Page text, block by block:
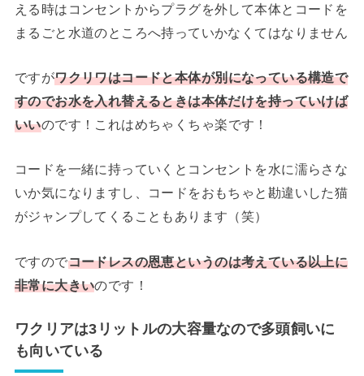
える時はコンセントからプラグを外して本体とコードを
まるごと水道のところへ持っていかなくてはなりません
ですがワクリワはコードと本体が別になっている構造で
すのでお水を入れ替えるときは本体だけを持っていけば
いいのです！これはめちゃくちゃ楽です！
コードを一緒に持っていくとコンセントを水に濡らさな
いか気になりますし、コードをおもちゃと勘違いした猫
がジャンプしてくることもあります（笑）
ですのでコードレスの恩恵というのは考えている以上に
非常に大きいのです！
ワクリアは3リットルの大容量なので多頭飼いに
も向いている